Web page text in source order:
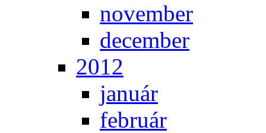
no­vem­ber
de­cem­ber
2012
ja­nu­ár
feb­ru­ár